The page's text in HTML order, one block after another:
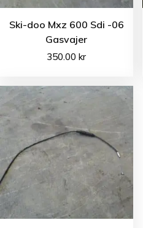
Ski-doo Mxz 600 Sdi -06
Gasvajer
350.00kr